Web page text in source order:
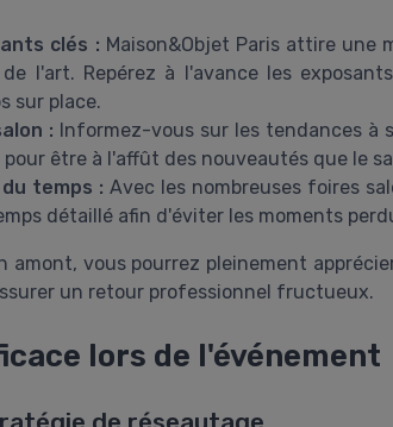
clés : Maison&Objet Paris attire une
l'art. Repérez à l'avance les
sur place.
: Informez-vous sur les tendances à
être à l'affût des nouveautés que le
temps : Avec les nombreuses foires
détaillé afin d'éviter les moments
amont, vous pourrez pleinement
un retour professionnel fructueux.
lors de l'événement